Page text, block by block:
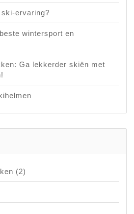
ervaring?
wintersport en
Ga lekkerder skiën met
(2)